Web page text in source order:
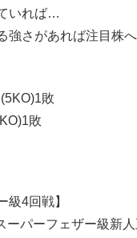
いれば…
強さがあれば注目株へ
敗
敗
級4回戦】
ーパーフェザー級新